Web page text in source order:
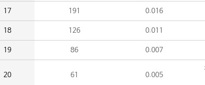
17 191 0.016
18 126 0.011
19 86 0.007
20 61 0.005